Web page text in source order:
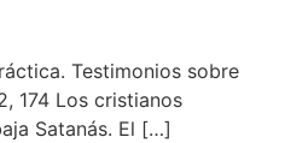
Testimonios sobre
174 Los cristianos
Satanás. El […]